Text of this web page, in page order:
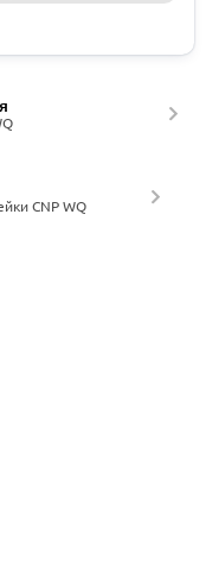
CNP WQ